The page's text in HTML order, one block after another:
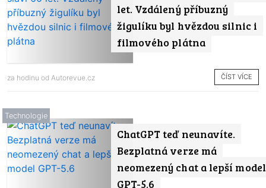
let. Vzdálený příbuzný
žigulíku byl hvězdou silnic i
filmového plátna
za hodinu od Autorevue.cz ČÍST VÍCE
ChatGPT teď neunavíte.
Bezplatná verze má
neomezený chat a lepší model
GPT-5.6
Technologie